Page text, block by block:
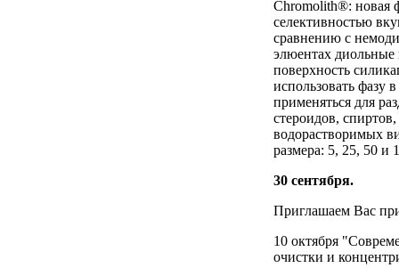
Chromolith®: новая
селективностью
сравнению с
элюентах
поверхность
использовать
применяться для
стероидов,
водорастворимых
размера: 5, 25, 50 и
30 сентября.
Приглашаем Вас
10 октября
очистки и